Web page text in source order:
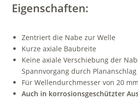
Eigenschaften:
Zentriert die Nabe zur Welle
Kurze axiale Baubreite
Keine axiale Verschiebung der
Spannvorgang durch ­Plananschlag
Für Wellendurchmesser von 20
Auch in korrosionsgeschützter